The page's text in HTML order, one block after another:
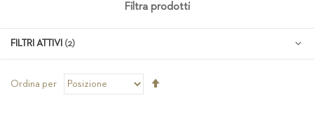
Ordina per
Filtra prodotti
FILTRI ATTIVI